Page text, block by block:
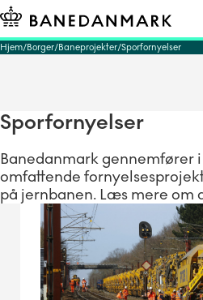
Hjem Borger Baneprojekter Sporfornyelser
Sporfornyelser
Banedanmark gennemfører i
omfattende
på jernbanen. Læs mere om